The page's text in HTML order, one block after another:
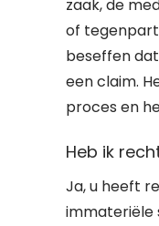
zaak, de
of
beseffen
een claim.
proces en
Heb ik
Ja, u heeft
immateriële